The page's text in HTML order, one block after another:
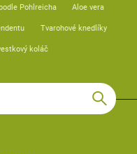
Pohlreicha Aloe vera
Tvarohové knedlíky
koláč